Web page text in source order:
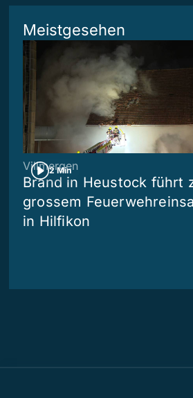
Meistgesehen
2 Min
Villmergen
Brand in Heustock führt
grossem
in Hilfikon